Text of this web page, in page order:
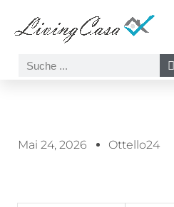
Mai 24, 2026 Ottello24